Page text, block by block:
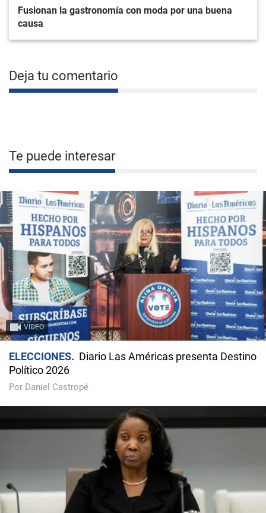
Fusionan la gastronomía con moda por una buena
causa
Deja tu comentario
Te puede interesar
VIDEO
ELECCIONES
Diario Las Américas presenta Destino
Político 2026
Por Daniel Castropé